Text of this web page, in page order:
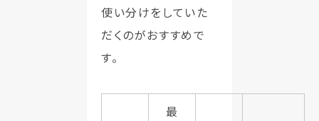
使い分けをしていた
だくのがおすすめで
す。
最